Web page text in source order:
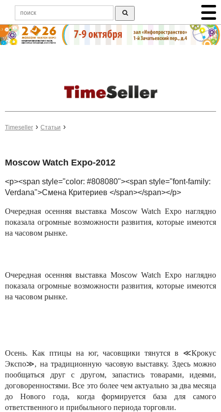
Timeseller Статьи
Moscow Watch Expo-2012
<p><span style="color: #808080"><span style="font-family:
Verdana">Смена Критериев </span></span></p>
Очередная осенняя выставка Moscow Watch Expo наглядно
показала огромные возможности развития, которые имеются
на часовом рынке.
Очередная осенняя выставка Moscow Watch Expo наглядно
показала огромные возможности развития, которые имеются
на часовом рынке.
Осень. Как птицы на юг, часовщики тянутся в ≪Крокус
Экспо≫, на традиционную часовую выставку. Здесь можно
пообщаться друг с другом, запастись товарами, идеями,
договоренностями. Все это более чем актуально за два месяца
до Нового года, когда формируется база для самого
ответственного и прибыльного периода торговли.